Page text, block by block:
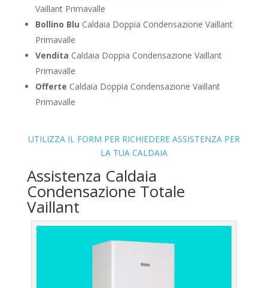
Vaillant Primavalle
Bollino Blu Caldaia Doppia Condensazione Vaillant
Primavalle
Vendita Caldaia Doppia Condensazione Vaillant
Primavalle
Offerte Caldaia Doppia Condensazione Vaillant
Primavalle
UTILIZZA IL FORM PER RICHIEDERE ASSISTENZA PER
LA TUA CALDAIA
Assistenza Caldaia
Condensazione Totale
Vaillant